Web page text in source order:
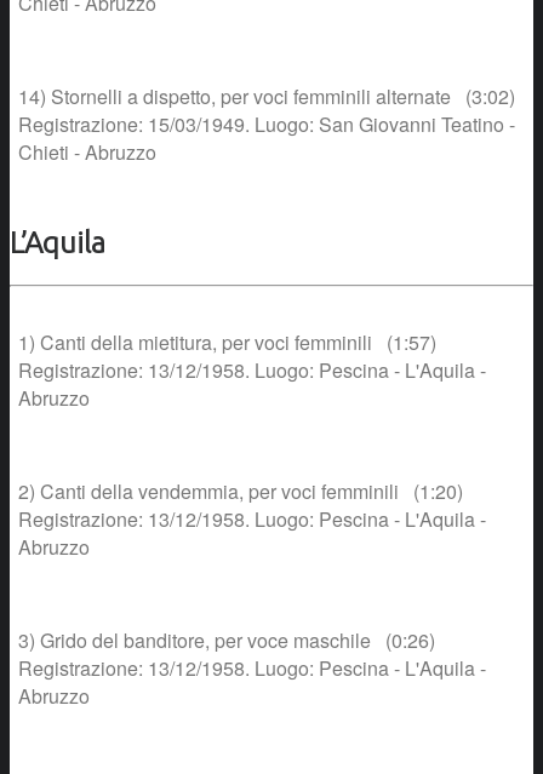
14) Stornelli a dispetto, per voci femminili alternate (3:02)
Registrazione: 15/03/1949. Luogo: San Giovanni Teatino -
Chieti - Abruzzo
L’Aquila
1) Canti della mietitura, per voci femminili (1:57)
Registrazione: 13/12/1958. Luogo: Pescina - L'Aquila -
Abruzzo
2) Canti della vendemmia, per voci femminili (1:20)
Registrazione: 13/12/1958. Luogo: Pescina - L'Aquila -
Abruzzo
3) Grido del banditore, per voce maschile (0:26)
Registrazione: 13/12/1958. Luogo: Pescina - L'Aquila -
Abruzzo